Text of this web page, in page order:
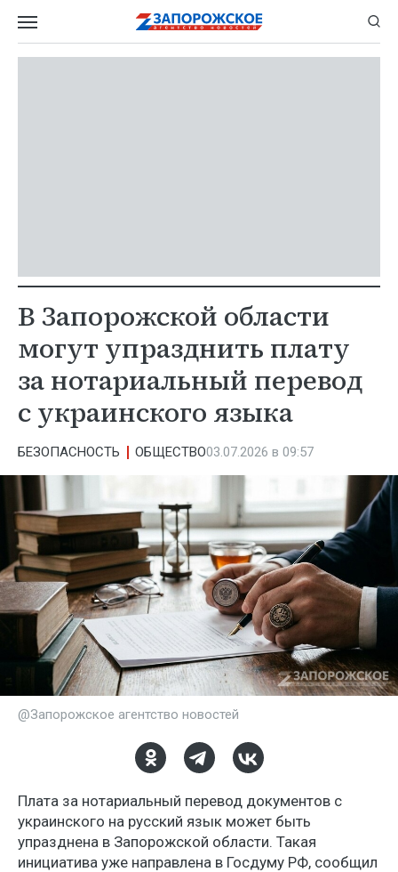
В Запорожской области
могут упразднить плату
за нотариальный перевод
с украинского языка
БЕЗОПАСНОСТЬ ОБЩЕСТВО03.07.2026 в 09:57
@Запорожское агентство новостей
Плата за нотариальный перевод документов с
украинского на русский язык может быть
упразднена в Запорожской области. Такая
инициатива уже направлена в Госдуму РФ, сообщил